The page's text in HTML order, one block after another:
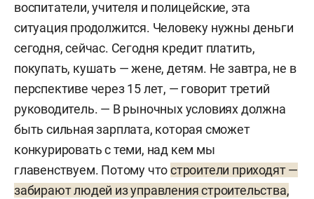
воспитатели, учителя и полицейские, эта
ситуация продолжится. Человеку нужны деньги
сегодня, сейчас. Сегодня кредит платить,
покупать, кушать — жене, детям. Не завтра, не в
перспективе через 15 лет, — говорит третий
руководитель. — В рыночных условиях должна
быть сильная зарплата, которая сможет
конкурировать с теми, над кем мы
главенствуем. Потому чтостроители приходят —
забирают людей из управления строительства,